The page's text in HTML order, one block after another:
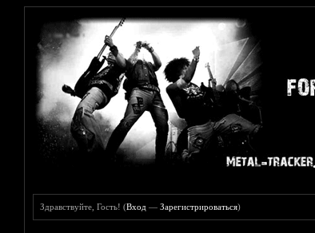
Здравствуйте, Гость! (Вход —Зарегистрироваться)